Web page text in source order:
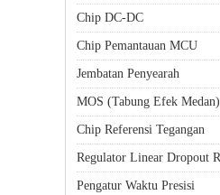
Chip DC-DC
Chip Pemantauan MCU
Jembatan Penyearah
MOS (Tabung Efek Medan)
Chip Referensi Tegangan
Pengatur Waktu Presisi